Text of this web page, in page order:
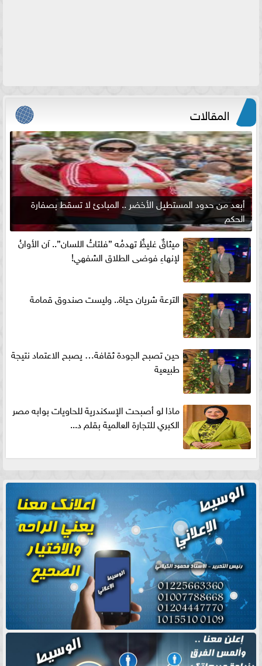
المقالات
أبعد من حدود المستطيل الأخضر .. المبادئ لا تسقط بصفارة
الحكم
ميثاقٌ غليظٌ تهدمُه ”فلتاتُ اللسان”.. آن الأوانُ
لإنهاءِ فوضى الطلاق الشفهي!
الترعة شريان حياة.. وليست صندوق قمامة
حين تصبح الجودة ثقافة… يصبح الاعتماد نتيجة
طبيعية
ماذا لو أصبحت الإسكندرية للحاويات بوابه مصر
الكبري للتجارة العالمية بقلم د...